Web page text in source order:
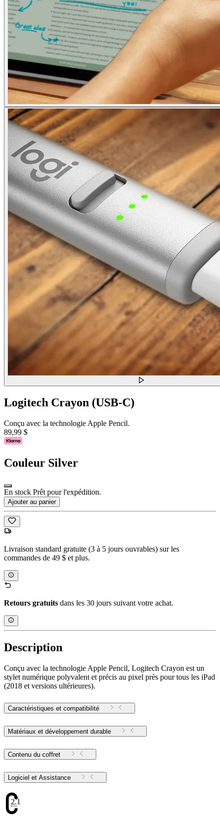
Logitech Crayon (USB-C)
Conçu avec la technologie Apple Pencil.
89,99 $
Couleur Silver
En stock Prêt pour l'expédition.
Ajouter au panier
Livraison standard gratuite (3 à 5 jours ouvrables) sur les
commandes de 49 $ et plus.
Retours gratuits dans les 30 jours suivant votre achat.
Description
Conçu avec la technologie Apple Pencil, Logitech Crayon est un
stylet numérique polyvalent et précis au pixel près pour tous les iPad
(2018 et versions ultérieures).
Caractéristiques et compatibilité
Matériaux et développement durable
Contenu du coffret
Logiciel et Assistance
2.12